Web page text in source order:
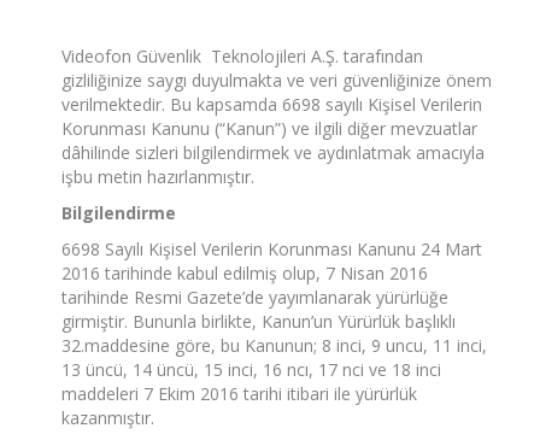
Videofon Güvenlik Teknolojileri A.Ş. tarafından
gizliliğinize saygı duyulmakta ve veri güvenliğinize önem
verilmektedir. Bu kapsamda 6698 sayılı Kişisel Verilerin
Korunması Kanunu (“Kanun”) ve ilgili diğer mevzuatlar
dâhilinde sizleri bilgilendirmek ve aydınlatmak amacıyla
işbu metin hazırlanmıştır.
Bilgilendirme
6698 Sayılı Kişisel Verilerin Korunması Kanunu 24 Mart
2016 tarihinde kabul edilmiş olup, 7 Nisan 2016
tarihinde Resmi Gazete’de yayımlanarak yürürlüğe
girmiştir. Bununla birlikte, Kanun’un Yürürlük başlıklı
32.maddesine göre, bu Kanunun; 8 inci, 9 uncu, 11 inci,
13 üncü, 14 üncü, 15 inci, 16 ncı, 17 nci ve 18 inci
maddeleri 7 Ekim 2016 tarihi itibari ile yürürlük
kazanmıştır.